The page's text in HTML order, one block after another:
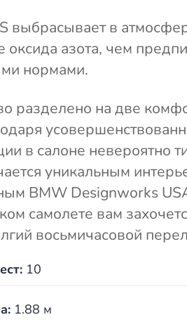
выбрасывает в
азота, чем
нормами.
разделено на две
в салоне невероятно
уникальным
BMW Designworks
самолете вам
восьмичасовой
10
1.88 м